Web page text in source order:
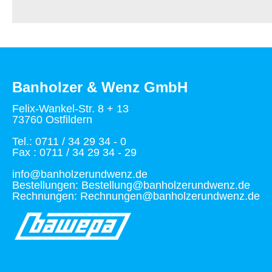
Banholzer & Wenz GmbH
Felix-Wankel-Str. 8 + 13
73760 Ostfildern
Tel.: 0711 / 34 29 34 - 0
Fax : 0711 / 34 29 34 - 29
info@banholzerundwenz.de
Bestellungen: Bestellung@banholzerundwenz.de
Rechnungen: Rechnungen@banholzerundwenz.de